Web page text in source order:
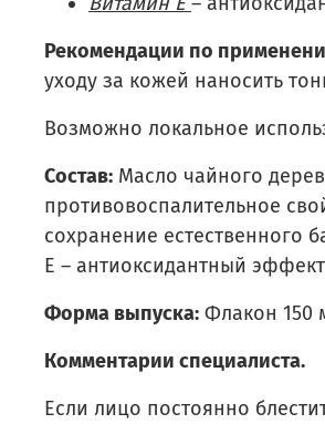
Рекомендации по
уходу за кожей наносить
Возможно локальное
Состав: Масло чайного
противовоспалительное
сохранение естественного
Е – антиоксидантный
Форма выпуска: Флакон 150
Комментарии специалиста.
Если лицо постоянно